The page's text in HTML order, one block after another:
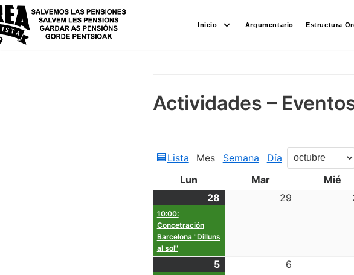
Saltar
al
contenido
Inicio Argumentario Estructura
Actividades –
Ver
como
Lista Mes Semana Día
Mes
Año
Lun
Mar Mié
28
10:00:
Concetración
Barcelona "Dilluns
al sol"
29
5 6